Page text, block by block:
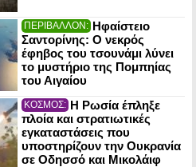
ΠΕΡΙΒΑΛΛΟΝ: Ηφαίστειο
Σαντορίνης: Ο νεκρός
έφηβος του τσουνάμι λύνει
το μυστήριο της Πομπηίας
του Αιγαίου
ΚΟΣΜΟΣ: Η Ρωσία έπληξε
πλοία και στρατιωτικές
εγκαταστάσεις που
υποστηρίζουν την Ουκρανία
σε Οδησσό και Μικολάιφ